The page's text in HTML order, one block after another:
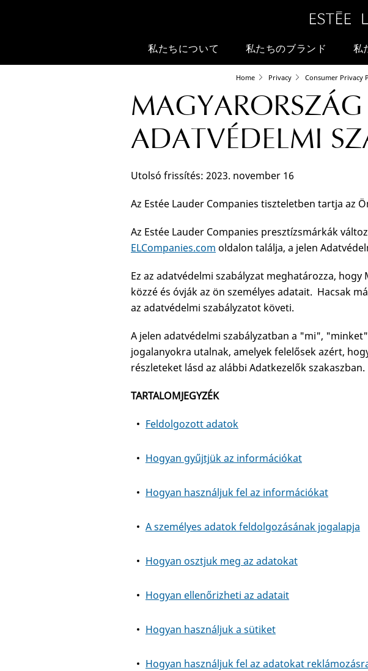
私たちについて 私たちのブランド 私
Home Privacy Consumer Privacy
ADATVÉDELMI
Utolsó frissítés: 2023. november 16
Az Estée Lauder Companies tiszteletben tartja az
Az Estée Lauder Companies presztízsmárkák
ELCompanies.com oldalon találja, a jelen
Ez az adatvédelmi szabályzat meghatározza, hogy
közzé és óvják az ön személyes adatait. Hacsak
az adatvédelmi szabályzatot követi.
A jelen adatvédelmi szabályzatban a "mi",
jogalanyokra utalnak, amelyek felelősek azért,
részleteket lásd az alábbi Adatkezelők szakaszban.
TARTALOMJEGYZÉK
Feldolgozott adatok
Hogyan gyűjtjük az információkat
Hogyan használjuk fel az információkat
A személyes adatok feldolgozásának jogalapja
Hogyan osztjuk meg az adatokat
Hogyan ellenőrizheti az adatait
Hogyan használjuk a sütiket
Hogyan használjuk fel az adatokat